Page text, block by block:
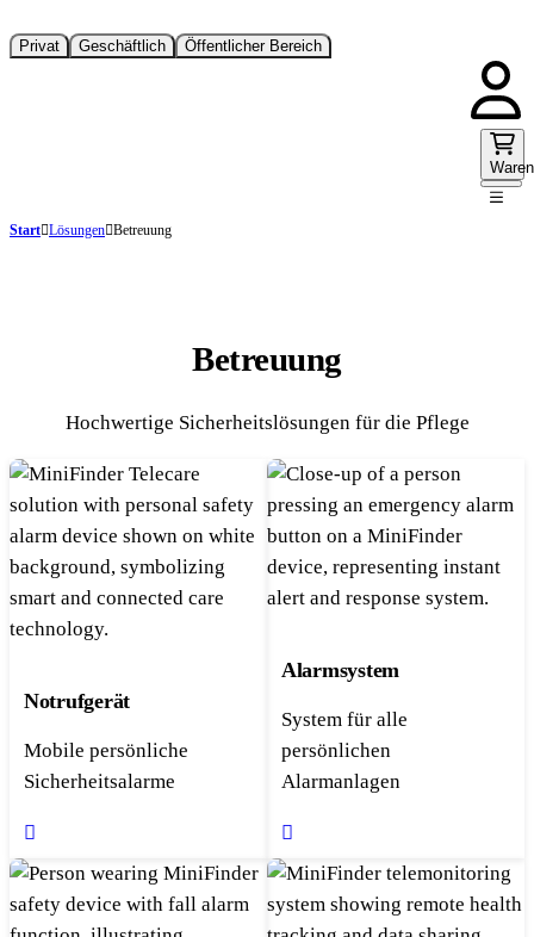
Privat Geschäftlich Öffentlicher Bereich
Start Lösungen Betreuung
Betreuung
Hochwertige Sicherheitslösungen für die Pflege
Notrufgerät
Mobile persönliche
Sicherheitsalarme
Alarmsystem
System für alle
persönlichen
Alarmanlagen